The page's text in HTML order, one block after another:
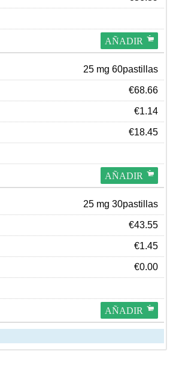
AÑADIR
25 mg 60pastillas
€68.66
€1.14
€18.45
AÑADIR
25 mg 30pastillas
€43.55
€1.45
€0.00
AÑADIR